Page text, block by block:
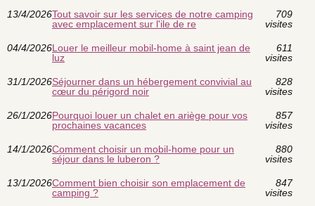
13/4/2026Tout savoir sur les services de notre camping
avec emplacement sur l'ile de re
709
visites
04/4/2026Louer le meilleur mobil-home à saint jean de
luz
611
visites
31/1/2026Séjourner dans un hébergement convivial au
cœur du périgord noir
828
visites
26/1/2026Pourquoi louer un chalet en ariège pour vos
prochaines vacances
857
visites
14/1/2026Comment choisir un mobil-home pour un
séjour dans le luberon ?
880
visites
13/1/2026Comment bien choisir son emplacement de
camping ?
847
visites